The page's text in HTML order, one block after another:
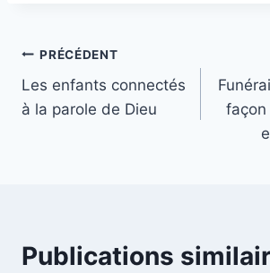
Navigation
de
PRÉCÉDENT
Les enfants connectés
à la parole de Dieu
façon
Publications